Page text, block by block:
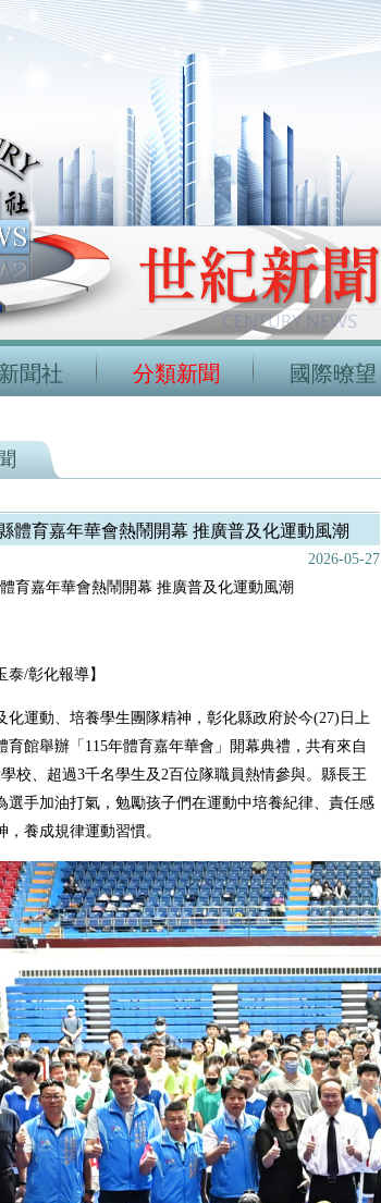
聞社 分類新聞 國際暸望
體育嘉年華會熱鬧開幕 推廣普及化運動風潮
2026-05-27
育嘉年華會熱鬧開幕 推廣普及化運動風潮
泰/彰化報導】
化運動、培養學生團隊精神，彰化縣政府於今(27)日上
育館舉辦「115年體育嘉年華會」開幕典禮，共有來自
校、超過3千名學生及2百位隊職員熱情參與。縣長王
選手加油打氣，勉勵孩子們在運動中培養紀律、責任感
，養成規律運動習慣。